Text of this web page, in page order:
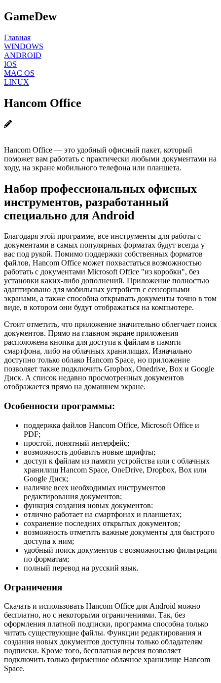
GameDew
Главная
WINDOWS
ANDROID
IOS
MAC OS
LINUX
Hancom Office
Hancom Office — это удобный офисный пакет, который
поможет вам работать с практически любыми документами на
ходу, на экране мобильного телефона или планшета.
Набор профессиональных офисных
инструментов, разработанный
специально для Android
Благодаря этой программе, все инструменты для работы с
документами в самых популярных форматах будут всегда у
вас под рукой. Помимо поддержки собственных форматов
файлов, Hancom Office может похвастаться возможностью
работать с документами Microsoft Office "из коробки", без
установки каких-либо дополнений. Приложение полностью
адаптировано для мобильных устройств с сенсорными
экранами, а также способна открывать документы точно в том
виде, в котором они будут отображаться на компьютере.
Стоит отметить, что приложение значительно облегчает поиск
документов. Прямо на главном экране приложения
расположена кнопка для доступа к файлам в памяти
смартфона, либо на облачных хранилищах. Изначально
доступно только облако Hancom Space, но приложение
позволяет также подключить Gropbox, Onedrive, Box и Google
Диск. А список недавно просмотренных документов
отображается прямо на домашнем экране.
Особенности программы:
поддержка файлов Hancom Office, Microsoft Office и
PDF;
простой, понятный интерфейс;
возможность добавить новые шрифты;
доступ к файлам из памяти устройства или с облачных
хранилищ Hancom Space, OneDrive, Dropbox, Box или
Google Диск;
наличие всех необходимых инструментов
редактирования документов;
функция создания новых документов:
отлично работает на смартфонах и планшетах;
сохранение последних открытых документов;
возможность отметить важные документы для быстрого
доступа к ним;
удобный поиск документов с возможностью фильтрации
по форматам;
полный перевод на русский язык.
Ограничения
Скачать и использовать Hancom Office для Android можно
бесплатно, но с некоторыми ограничениями. Так, без
оформления платной подписки, программа способна только
читать существующие файлы. Функции редактирования и
создания новых документов доступны только обладателям
подписки. Кроме того, бесплатная версия позволяет
подключить только фирменное облачное хранилище Hancom
Space.